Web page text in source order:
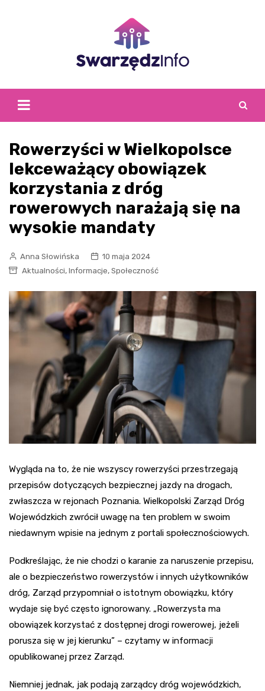
Rowerzyści w Wielkopolsce
lekceważący obowiązek
korzystania z dróg
rowerowych narażają się na
wysokie mandaty
Anna Słowińska
10 maja 2024
Aktualności, Informacje, Społeczność
Wygląda na to, że nie wszyscy rowerzyści przestrzegają
przepisów dotyczących bezpiecznej jazdy na drogach,
zwłaszcza w rejonach Poznania. Wielkopolski Zarząd Dróg
Wojewódzkich zwrócił uwagę na ten problem w swoim
niedawnym wpisie na jednym z portali społecznościowych.
Podkreślając, że nie chodzi o karanie za naruszenie przepisu,
ale o bezpieczeństwo rowerzystów i innych użytkowników
dróg, Zarząd przypomniał o istotnym obowiązku, który
wydaje się być często ignorowany. „Rowerzysta ma
obowiązek korzystać z dostępnej drogi rowerowej, jeżeli
porusza się w jej kierunku” – czytamy w informacji
opublikowanej przez Zarząd.
Niemniej jednak, jak podają zarządcy dróg wojewódzkich,